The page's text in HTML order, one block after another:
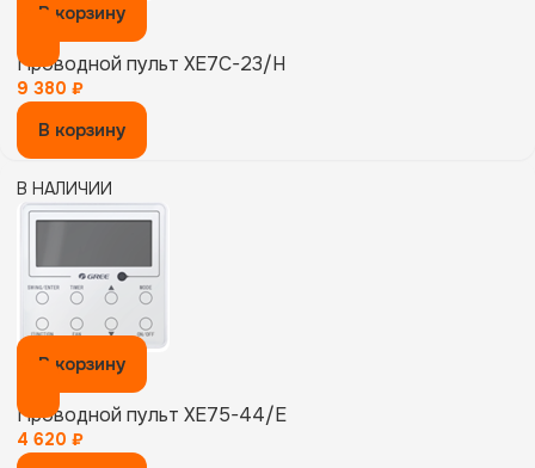
В корзину
Проводной пульт XE7C-23/H
9 380 ₽
В корзину
В НАЛИЧИИ
В корзину
Проводной пульт XE75-44/E
4 620 ₽